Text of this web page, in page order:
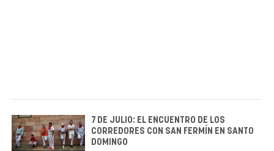
7 DE JULIO: EL ENCUENTRO DE LOS
CORREDORES CON SAN FERMÍN EN SANTO
DOMINGO